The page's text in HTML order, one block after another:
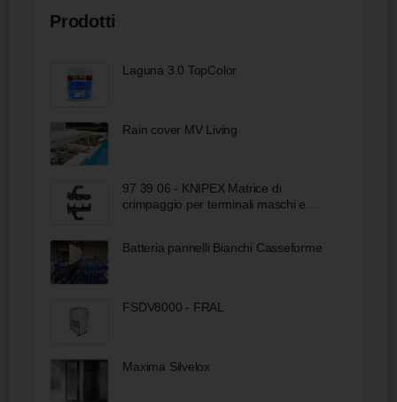
Prodotti
Laguna 3.0 TopColor
Rain cover MV Living
97 39 06 - KNIPEX Matrice di
crimpaggio per terminali maschi e
Batteria pannelli Bianchi Casseforme
FSDV8000 - FRAL
Maxima Silvelox